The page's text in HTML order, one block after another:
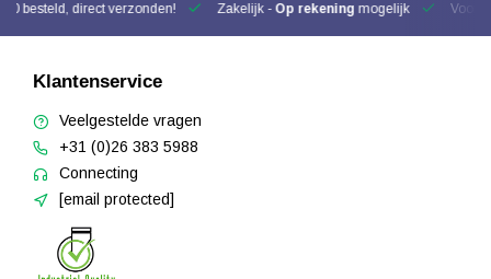
besteld, direct verzonden! Zakelijk - Op rekening mogelijk Voor
Klantenservice
Veelgestelde vragen
+31 (0)26 383 5988
Connecting
[email protected]